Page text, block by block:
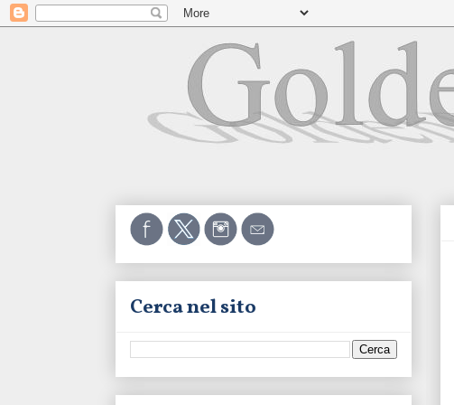
Cerca nel sito